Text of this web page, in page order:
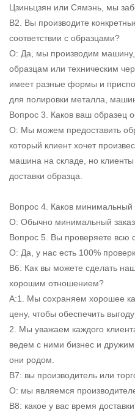
Цзиньцзян или Сямэнь, мы
В2. Вы производите
соответствии с образцами?
О: Да, мы производим
образцам или техническим
имеет разные формы и
для полировки металла,
Вопрос 3. Каков ваш образец
О: Мы можем предоставить
который клиент хочет
машина на складе, но
доставки образца.
Вопрос 4. Каков
О: Обычно минимальный заказ
Вопрос 5. Вы проверяете всю
О: Да, у нас есть 100%
В6: Как вы можете сделать
хорошим отношением?
А:1. Мы сохраняем хорошее
цену, чтобы обеспечить
2. Мы уважаем каждого
ведем с ними бизнес и
они родом.
В7: вы производитель или
О: мы являемся
В8: какое у вас время